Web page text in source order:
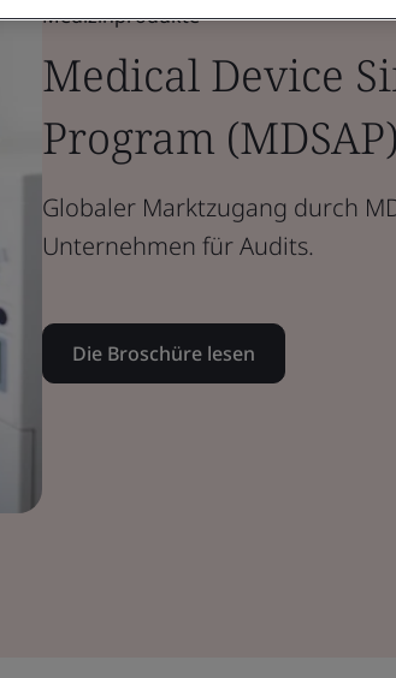
Medizinprodukte
Medical Device
Program (MDSAP)
Globaler Marktzugang durch
Unternehmen für Audits.
Die Broschüre lesen